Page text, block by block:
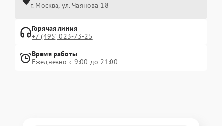
г. Москва, ул. Чаянова 18
Горячая линия
+7 (495) 023-73-25
Время работы
Ежедневно с 9:00 до 21:00